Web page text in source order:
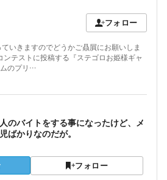
フォロー
いきますのでどうかご贔屓にお願いしま
テストに投稿する『ステゴロお姫様ギャ
のプリ…
のバイトをする事になったけど、メ
ばかりなのだが。
フォロー